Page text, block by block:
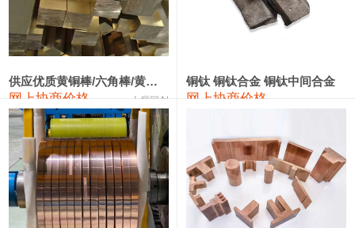
3303#硅 10,300—10,500 10,400
2202#硅 14,100—14,300
金属硅3303#-2202# 10,400—14,200 12,300 0
漆包线 111,970—115,970 113,970
磷铜合金 110,800—117,600 114,200 400
无氧铜丝(硬) 109,710—110,010 109,860
供应优质黄铜棒/六角棒/黄铜方板
网上协商价格 十堰同创
铜钛 铜钛合金 铜钛中间合金
网上协商价格